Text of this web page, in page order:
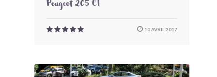
Peugeot 205 CT
10 AVRIL 2017